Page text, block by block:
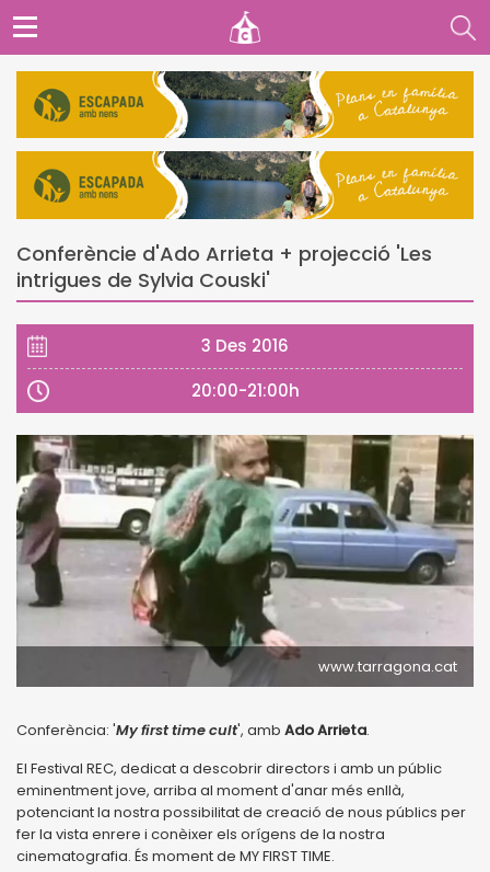
Conferèncie d'Ado Arrieta + projecció 'Les
intrigues de Sylvia Couski'
3 Des 2016
20:00-21:00h
www.tarragona.cat
Conferència: 'My first time cult', amb Ado Arrieta.
El Festival REC, dedicat a descobrir directors i amb un públic
eminentment jove, arriba al moment d'anar més enllà,
potenciant la nostra possibilitat de creació de nous públics per
fer la vista enrere i conèixer els orígens de la nostra
cinematografia. És moment de MY FIRST TIME.